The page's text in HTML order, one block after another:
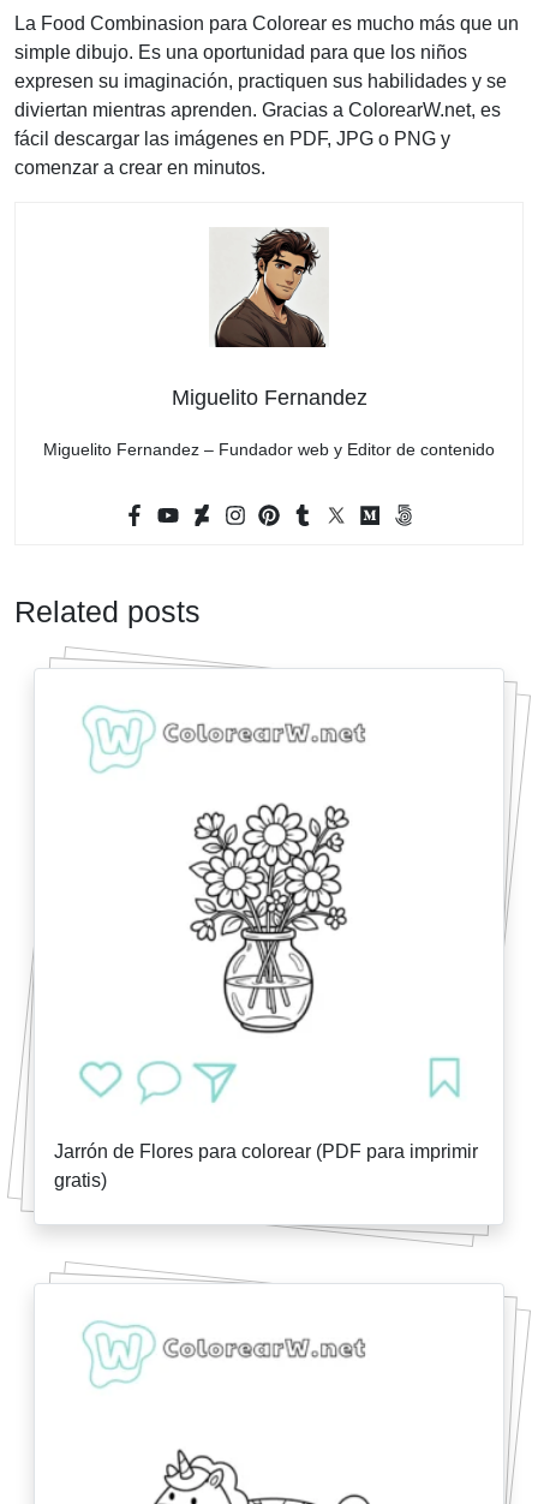
La Food Combinasion para Colorear es mucho más que un
simple dibujo. Es una oportunidad para que los niños
expresen su imaginación, practiquen sus habilidades y se
diviertan mientras aprenden. Gracias a ColorearW.net, es
fácil descargar las imágenes en PDF, JPG o PNG y
comenzar a crear en minutos.
Miguelito Fernandez
Miguelito Fernandez – Fundador web y Editor de contenido
Related posts
Jarrón de Flores para colorear (PDF para imprimir
gratis)